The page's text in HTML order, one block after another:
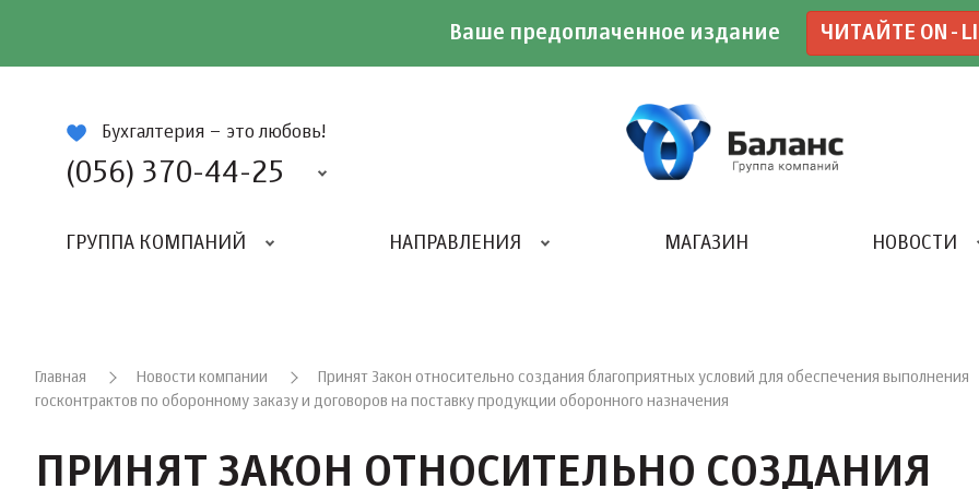
Ваше предоплаченное издание ЧИТАЙТЕ ON-
Бухгалтерия – это любовь!
(056) 370-44-25
ГРУППА КОМПАНИЙ НАПРАВЛЕНИЯ МАГАЗИН НОВОСТИ
Главная Новости компании
Принят Закон относительно создания благоприятных условий для обеспечения выполнения
госконтрактов по оборонному заказу и договоров на поставку продукции оборонного назначения
ПРИНЯТ ЗАКОН ОТНОСИТЕЛЬНО СОЗДАНИЯ